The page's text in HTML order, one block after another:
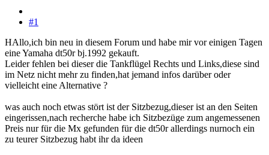
#1
HAllo,ich bin neu in diesem Forum und habe mir vor einigen Tagen
eine Yamaha dt50r bj.1992 gekauft.
Leider fehlen bei dieser die Tankflügel Rechts und Links,diese sind
im Netz nicht mehr zu finden,hat jemand infos darüber oder
vielleicht eine Alternative ?
was auch noch etwas stört ist der Sitzbezug,dieser ist an den Seiten
eingerissen,nach recherche habe ich Sitzbezüge zum angemessenen
Preis nur für die Mx gefunden für die dt50r allerdings nurnoch ein
zu teurer Sitzbezug habt ihr da ideen